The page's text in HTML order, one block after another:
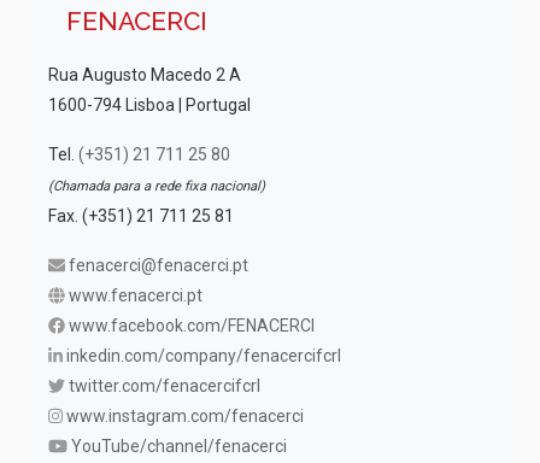
FENACERCI
Rua Augusto Macedo 2 A
1600-794 Lisboa | Portugal
Tel. (+351) 21 711 25 80
(Chamada para a rede fixa nacional)
Fax. (+351) 21 711 25 81
fenacerci@fenacerci.pt
www.fenacerci.pt
www.facebook.com/FENACERCI
inkedin.com/company/fenacercifcrl
twitter.com/fenacercifcrl
www.instagram.com/fenacerci
YouTube/channel/fenacerci